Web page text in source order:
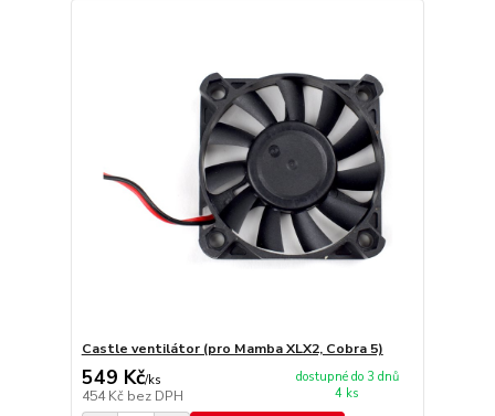
Castle ventilátor (pro Mamba XLX2, Cobra 5)
549 Kč/ks
454 Kč bez DPH
dostupné do 3 dnů
4 ks